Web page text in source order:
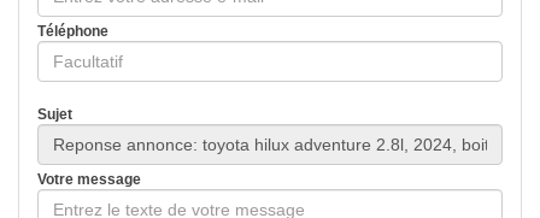
Téléphone
Sujet
Votre message